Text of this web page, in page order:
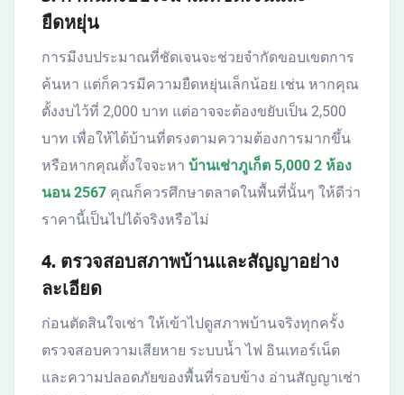
ยืดหยุ่น
การมีงบประมาณที่ชัดเจนจะช่วยจำกัดขอบเขตการ
ค้นหา แต่ก็ควรมีความยืดหยุ่นเล็กน้อย เช่น หากคุณ
ตั้งงบไว้ที่ 2,000 บาท แต่อาจจะต้องขยับเป็น 2,500
บาท เพื่อให้ได้บ้านที่ตรงตามความต้องการมากขึ้น
หรือหากคุณตั้งใจจะหา บ้านเช่าภูเก็ต 5,000 2 ห้อง
นอน 2567 คุณก็ควรศึกษาตลาดในพื้นที่นั้นๆ ให้ดีว่า
ราคานี้เป็นไปได้จริงหรือไม่
4. ตรวจสอบสภาพบ้านและสัญญาอย่าง
ละเอียด
ก่อนตัดสินใจเช่า ให้เข้าไปดูสภาพบ้านจริงทุกครั้ง
ตรวจสอบความเสียหาย ระบบน้ำ ไฟ อินเทอร์เน็ต
และความปลอดภัยของพื้นที่รอบข้าง อ่านสัญญาเช่า